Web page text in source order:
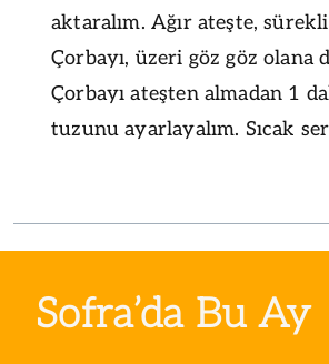
aktaralım. Ağır ateşte, sürekli
Çorbayı, üzeri göz göz olana
Çorbayı ateşten almadan 1
tuzunu ayarlayalım. Sıcak
Sofra’da Bu Ay